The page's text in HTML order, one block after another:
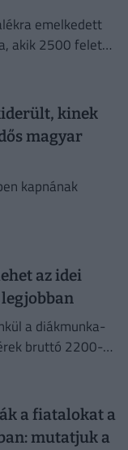
emelkedett
akik 2500 feletti
kinek
magyar
kapnának
az idei
a diákmunka-
bruttó 2200-
a fiatalokat a
mutatjuk a